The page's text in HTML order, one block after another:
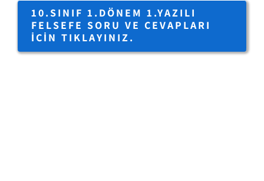
10.SINIF 1.DÖNEM 1.YAZILI
FELSEFE SORU VE CEVAPLARI
IÇIN TIKLAYINIZ.